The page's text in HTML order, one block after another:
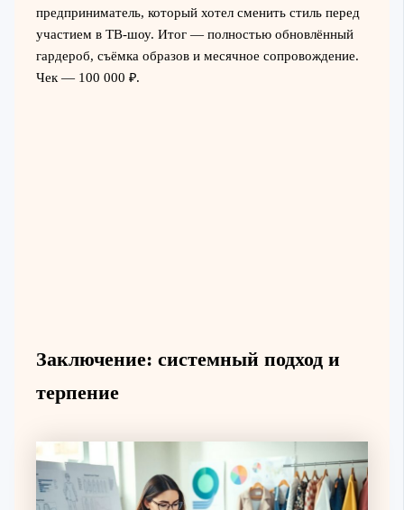
предприниматель, который хотел сменить стиль перед
участием в ТВ-шоу. Итог — полностью обновлённый
гардероб, съёмка образов и месячное сопровождение.
Чек — 100 000 ₽.
Заключение: системный подход и
терпение